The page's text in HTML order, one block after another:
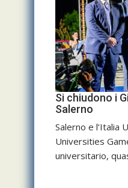
Si chiudono i
Salerno
Salerno e l’Italia
Universities
universitario,